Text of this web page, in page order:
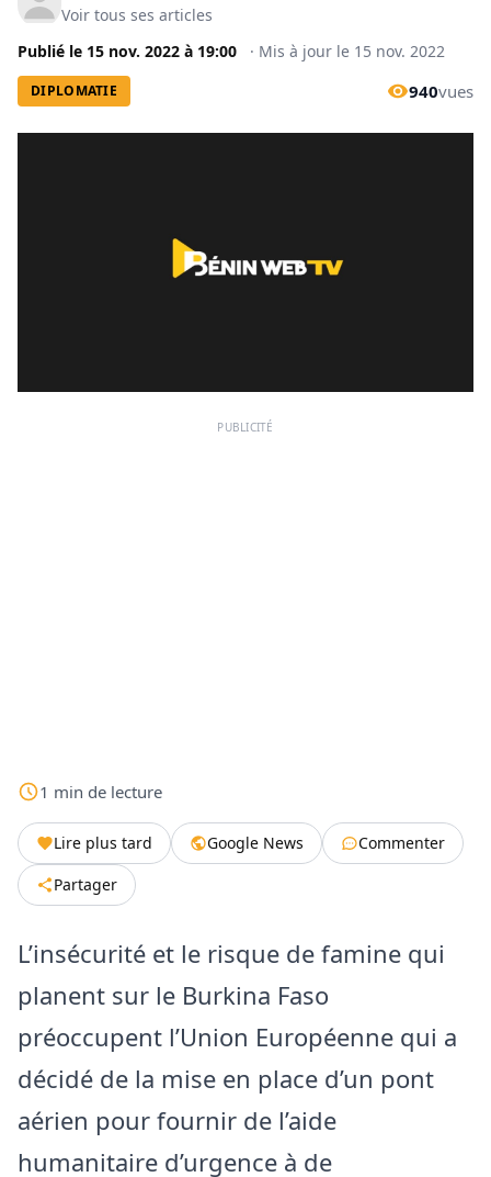
Voir tous ses articles
Publié le 15 nov. 2022 à 19:00 · Mis à jour le 15 nov. 2022
DIPLOMATIE 940vues
PUBLICITÉ
1 min de lecture
Lire plus tard Google News
Commenter
Partager
L’insécurité et le risque de famine qui
planent sur le Burkina Faso
préoccupent l’Union Européenne qui a
décidé de la mise en place d’un pont
aérien pour fournir de l’aide
humanitaire d’urgence à de